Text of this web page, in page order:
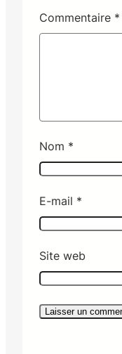
Commentaire *
Nom *
E-mail *
Site web